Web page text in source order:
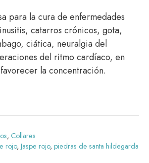
para la cura de enfermedades
catarros crónicos, gota,
ciática, neuralgia del
del ritmo cardíaco, en
la concentración.
, Collares
rojo, Jaspe rojo, piedras de santa hildegarda